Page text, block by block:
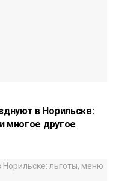
в Норильске:
многое другое